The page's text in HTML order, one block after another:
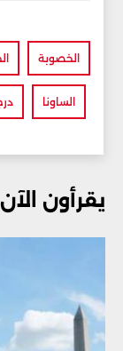
الخصوبة
الساونا
يقرأون الآن